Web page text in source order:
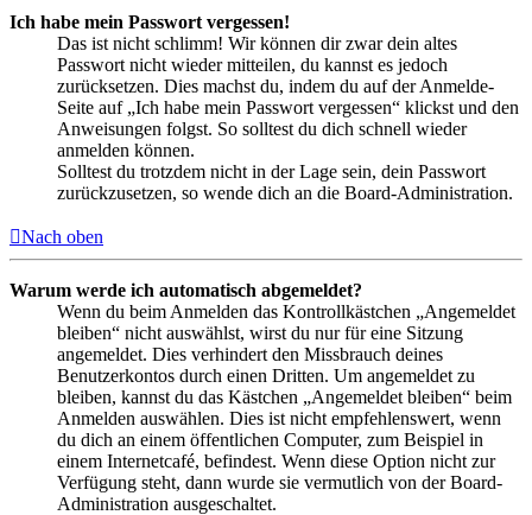
Ich habe mein Passwort vergessen!
Das ist nicht schlimm! Wir können dir zwar dein altes
Passwort nicht wieder mitteilen, du kannst es jedoch
zurücksetzen. Dies machst du, indem du auf der Anmelde-
Seite auf „Ich habe mein Passwort vergessen“ klickst und den
Anweisungen folgst. So solltest du dich schnell wieder
anmelden können.
Solltest du trotzdem nicht in der Lage sein, dein Passwort
zurückzusetzen, so wende dich an die Board-Administration.
Nach oben
Warum werde ich automatisch abgemeldet?
Wenn du beim Anmelden das Kontrollkästchen „Angemeldet
bleiben“ nicht auswählst, wirst du nur für eine Sitzung
angemeldet. Dies verhindert den Missbrauch deines
Benutzerkontos durch einen Dritten. Um angemeldet zu
bleiben, kannst du das Kästchen „Angemeldet bleiben“ beim
Anmelden auswählen. Dies ist nicht empfehlenswert, wenn
du dich an einem öffentlichen Computer, zum Beispiel in
einem Internetcafé, befindest. Wenn diese Option nicht zur
Verfügung steht, dann wurde sie vermutlich von der Board-
Administration ausgeschaltet.